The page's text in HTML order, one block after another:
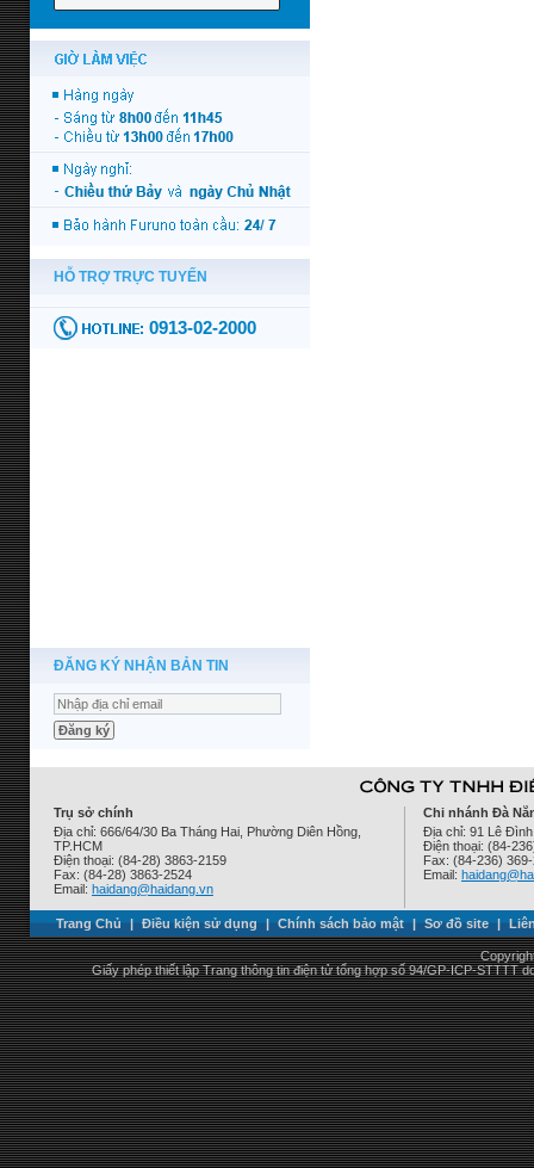
ĐĂNG KÝ NHẬN BẢN TIN
Trụ sở chính
Địa chỉ: 666/64/30 Ba Tháng Hai, Phường Diên Hồng,
TP.HCM
Điện thoại: (84-28) 3863-2159
Fax: (84-28) 3863-2524
Email: haidang@haidang.vn
Chi nhánh Đà
Địa chỉ: 91 Lê
Điện thoại: (84-
Fax: (84-236)
Email:
Trang Chủ | Điều kiện sử dụng | Chính sách bảo mật | Sơ đồ site |
Giấy phép thiết lập Trang thông tin điện tử tổng hợp số 94/GP-ICP-STTTT